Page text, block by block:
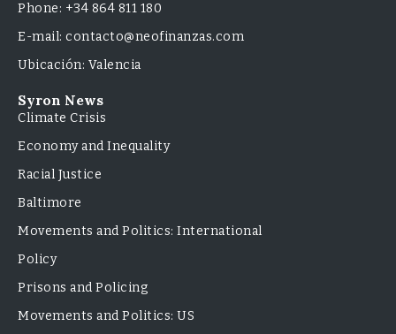
Phone: +34 864 811 180
E-mail: contacto@neofinanzas.com
Ubicación: Valencia
Syron News
Climate Crisis
Economy and Inequality
Racial Justice
Baltimore
Movements and Politics: International
Policy
Prisons and Policing
Movements and Politics: US